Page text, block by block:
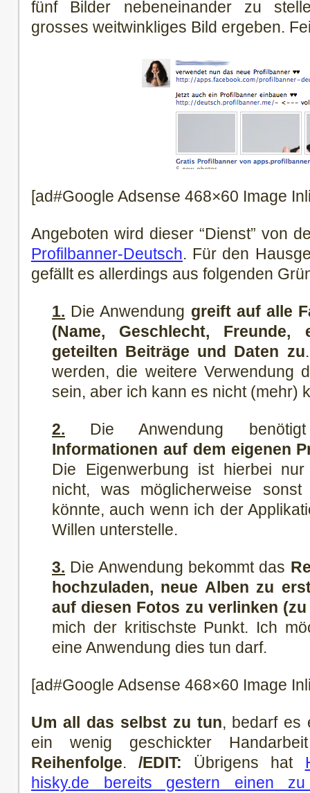
fünf Bilder nebeneinander zu
grosses weitwinkliges Bild ergeben.
[ad#Google Adsense 468×60 Image
Angeboten wird dieser “Dienst” von
Profilbanner-Deutsch. Für den
gefällt es allerdings aus folgenden
1. Die Anwendung greift auf alle
(Name, Geschlecht,
geteilten Beiträge und Daten zu
werden, die weitere Verwendung
sein, aber ich kann es nicht (mehr)
2. Die Anwendung
Informationen auf dem eigenen
Die Eigenwerbung ist hierbei
nicht, was möglicherweise
könnte, auch wenn ich der
Willen unterstelle.
3. Die Anwendung bekommt das
hochzuladen, neue Alben zu
auf diesen Fotos zu verlinken
mich der kritischste Punkt. Ich
eine Anwendung dies tun darf.
[ad#Google Adsense 468×60 Image
Um all das selbst zu tun, bedarf es
ein wenig geschickter
Reihenfolge./EDIT: Übrigens hat
hisky.de bereits gestern einen